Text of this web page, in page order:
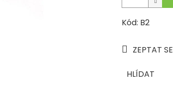
Kód: B2
ZEPTAT SE
HLÍDAT